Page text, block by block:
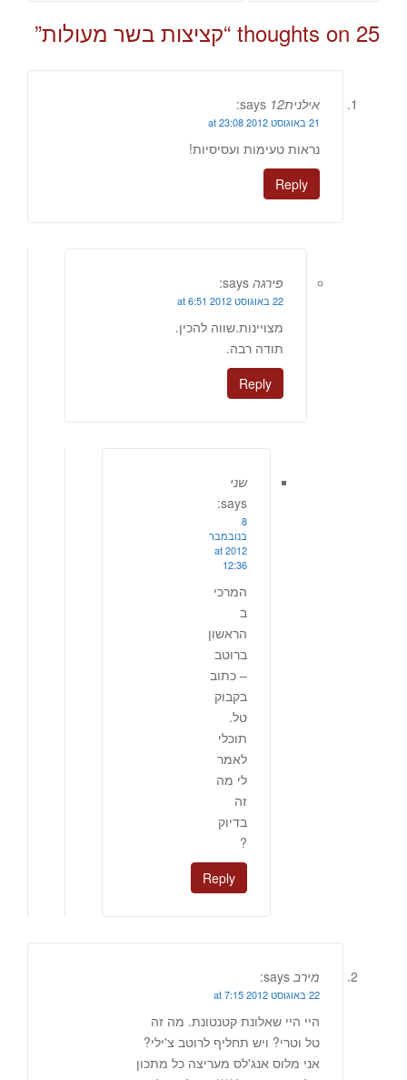
25 thoughts on “ קציצות בשר מעולות”
אילנית12 says:
21 באוגוסט 2012 at 23:08
נראות טעימות ועסיסיות!
Reply
פירגה says:
22 באוגוסט 2012 at 6:51
מצויינות.שווה להכין.
תודה רבה.
Reply
שני
says:
8
בנובמבר
2012 at
12:36
המרכי
ב
הראשון
ברוטב
– כתוב
בקבוק
טל.
תוכלי
לאמר
לי מה
זה
בדיוק
?
Reply
מירב says:
22 באוגוסט 2012 at 7:15
היי היי שאלונת קטנטונת. מה זה
טל וטרי? ויש תחליף לרוטב צ'ילי?
אני מלוס אנג'לס מעריצה כל מתכון